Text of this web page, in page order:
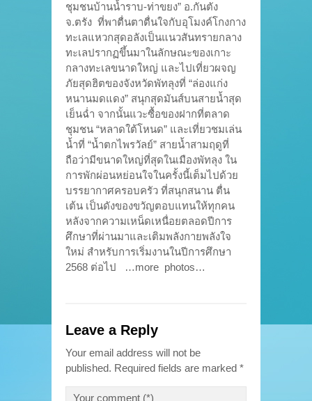
ชุมชนบ้านน้ำราบ-ท่าขยง” อ.กันตัง
จ.ตรัง ที่พาตื่นตาตื่นใจกับอุโมงค์โกงกาง
ทะเลแหวกสุดอลังเป็นแนวสันทรายกลาง
ทะเลปรากฏขึ้นมาในลักษณะของเกาะ
กลางทะเลขนาดใหญ่ และไปเที่ยวผจญ
ภัยสุดฮิตของจังหวัดพัทลุงที่ “ล่องแก่ง
หนานมดแดง” สนุกสุดมันส์บนสายน้ำสุด
เย็นฉ่ำ จากนั้นแวะซื้อของฝากที่ตลาด
ชุมชน “หลาดใต้โหนด” และเที่ยวชมเล่น
น้ำที่ “น้ำตกไพรวัลย์” สายน้ำสามฤดูที่
ถือว่ามีขนาดใหญ่ที่สุดในเมืองพัทลุง ใน
การพักผ่อนหย่อนใจในครั้งนี้เต็มไปด้วย
บรรยากาศครอบครัว ที่สนุกสนาน ตื่น
เต้น เป็นดังของขวัญตอบแทนให้ทุกคน
หลังจากความเหน็ดเหนื่อยตลอดปีการ
ศึกษาที่ผ่านมาและเติมพลังกายพลังใจ
ใหม่ สำหรับการเริ่มงานในปีการศึกษา
2568 ต่อไป …more photos…
Leave a Reply
Your email address will not be
published. Required fields are marked *